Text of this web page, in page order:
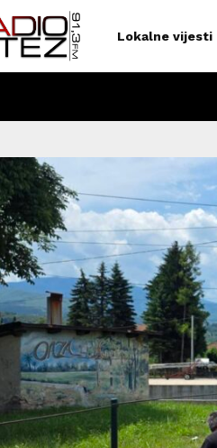
Lokalne vijesti